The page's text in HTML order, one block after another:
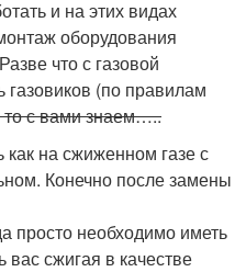
и на этих видах
оборудования
что с газовой
газовиков (по правилам
с вами знаем…..
как на сжиженном газе с
Конечно после замены
просто необходимо иметь
вас сжигая в качестве